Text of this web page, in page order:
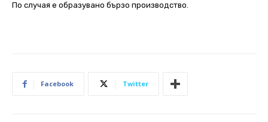
По случая е образувано бързо производство.
Facebook Twitter